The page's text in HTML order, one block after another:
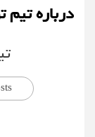
درباره تیم